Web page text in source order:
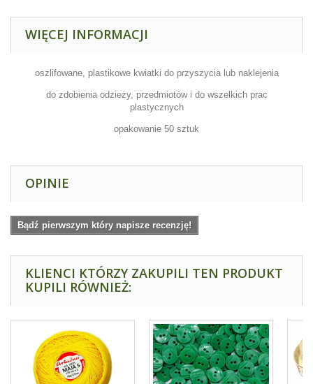
WIĘCEJ INFORMACJI
oszlifowane, plastikowe kwiatki do przyszycia lub naklejenia
do zdobienia odzieży, przedmiotów i do wszelkich prac
plastycznych
opakowanie 50 sztuk
OPINIE
Bądź pierwszym który napisze recenzję!
KLIENCI KTÓRZY ZAKUPILI TEN PRODUKT
KUPILI RÓWNIEŻ: